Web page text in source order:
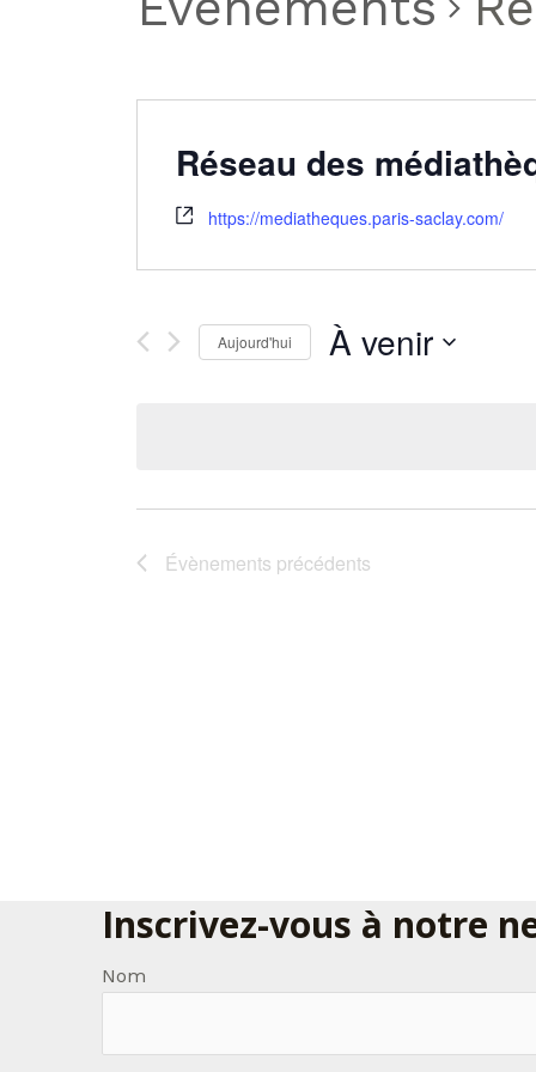
Réseau des
https://mediatheques.paris-saclay.com/
Aujourd'hui À venir
Évènements précédents
Inscrivez-vous à notre
Nom